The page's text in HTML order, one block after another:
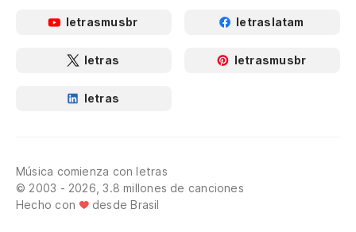
letrasmusbr letraslatam
letras letrasmusbr
letras
Música comienza con letras
© 2003 - 2026, 3.8 millones de canciones
Hecho con
desde Brasil